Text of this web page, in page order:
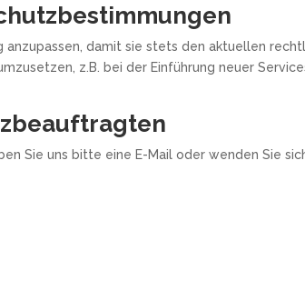
damit sie stets den aktuellen
z.B. bei der Einführung neuer
Sie uns bitte eine E-Mail oder wenden Sie